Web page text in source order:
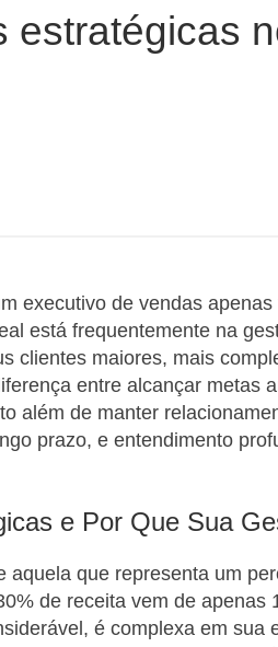
estratégicas
executivo de vendas
está frequentemente na
clientes maiores, mais
entre alcançar metas
além de manter
prazo, e entendimento
e Por Que Sua
aquela que representa um
de receita vem de apenas
é complexa em sua